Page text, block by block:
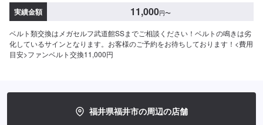
実績金額 11,000円〜
ベルト類交換はメガセルフ武道館SSまでご相談ください！ベルトの鳴きは劣
化しているサインとなります。お客様のご予約をお待ちしております！<費用
目安>ファンベルト交換11,000円
福井県福井市の周辺の店舗